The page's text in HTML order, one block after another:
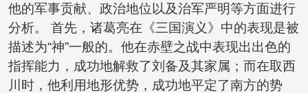
他的军事贡献、政治地位以及治军严明等方面进行
分析。 首先，诸葛亮在《三国演义》中的表现是被
描述为“神”一般的。他在赤壁之战中表现出出色的
指挥能力，成功地解救了刘备及其家属；而在取西
川时，他利用地形优势，成功地平定了南方的势